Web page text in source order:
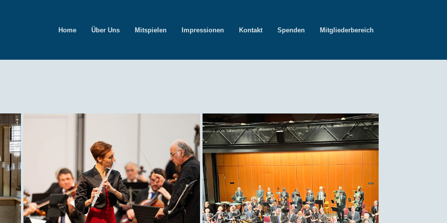
Home
Über Uns Mitspielen Impressionen Kontakt Spenden Mitgliederbereich